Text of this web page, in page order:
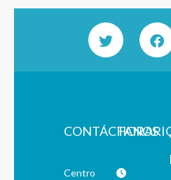
CONTÁCTANOS
Centro